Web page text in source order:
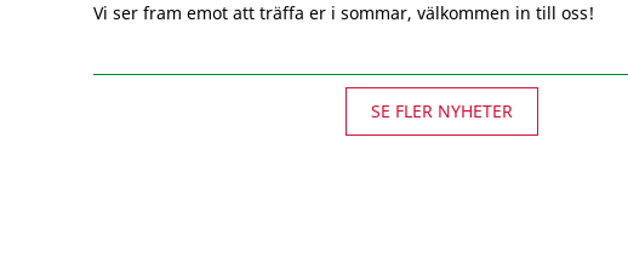
Vi ser fram emot att träffa er i sommar, välkommen in till oss!
SE FLER NYHETER